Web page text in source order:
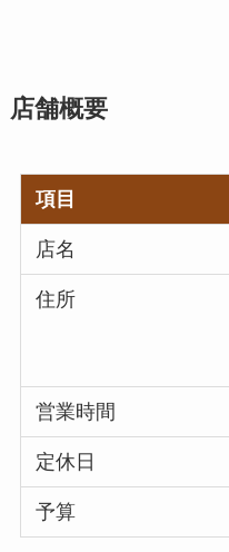
店舗概要
項目
店名
住所
営業時間
定休日
予算